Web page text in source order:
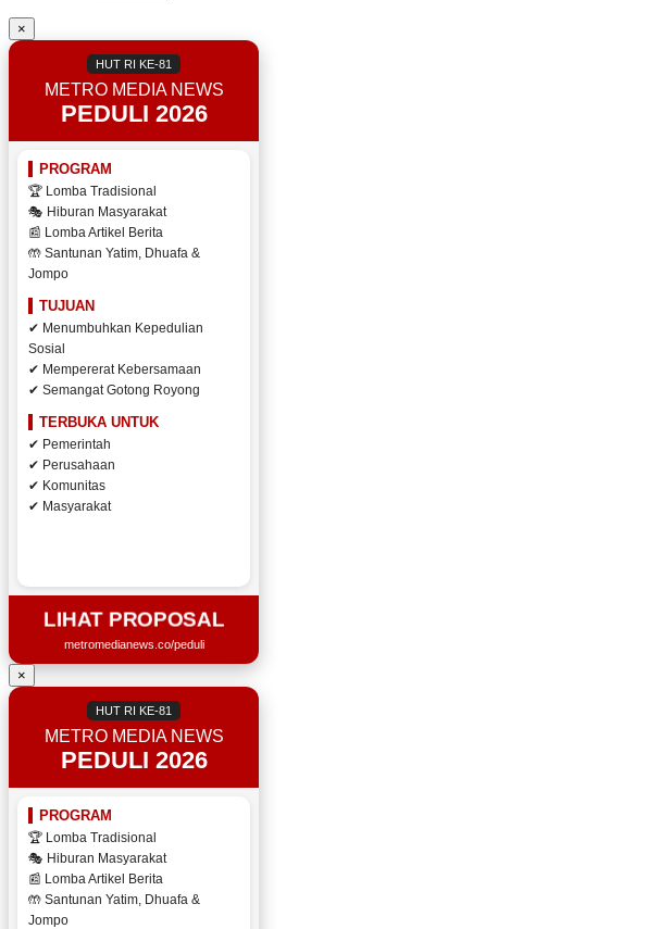
×
HUT RI KE-81
METRO MEDIA NEWS
PEDULI 2026
PROGRAM
🏆 Lomba Tradisional
🎭 Hiburan Masyarakat
📰 Lomba Artikel Berita
🤲 Santunan Yatim, Dhuafa &
Jompo
TUJUAN
✔ Menumbuhkan Kepedulian
Sosial
✔ Mempererat Kebersamaan
✔ Semangat Gotong Royong
TERBUKA UNTUK
✔ Pemerintah
✔ Perusahaan
✔ Komunitas
✔ Masyarakat
LIHAT PROPOSAL
metromedianews.co/peduli
×
HUT RI KE-81
METRO MEDIA NEWS
PEDULI 2026
PROGRAM
🏆 Lomba Tradisional
🎭 Hiburan Masyarakat
📰 Lomba Artikel Berita
🤲 Santunan Yatim, Dhuafa &
Jompo